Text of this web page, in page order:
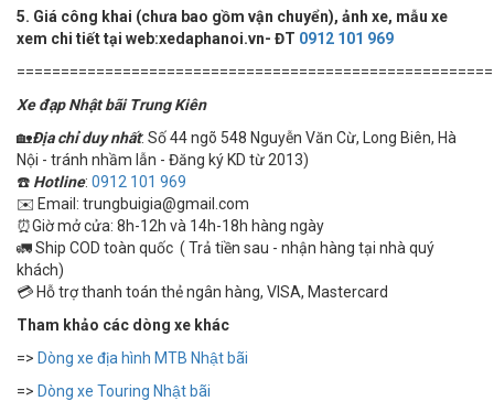
5. Giá công khai (chưa bao gồm vận chuyển), ảnh xe, mẫu xe
xem chi tiết tại web:xedaphanoi.vn- ĐT 0912 101 969
Xe đạp Nhật bãi Trung Kiên
🏡Địa chỉ duy nhất: Số 44 ngõ 548 Nguyễn Văn Cừ, Long Biên, Hà
Nội - tránh nhầm lẫn - Đăng ký KD từ 2013)
☎️ Hotline: 0912 101 969
✉️ Email: trungbuigia@gmail.com
⏰Giờ mở cửa: 8h-12h và 14h-18h hàng ngày
🚛 Ship COD toàn quốc ( Trả tiền sau - nhận hàng tại nhà quý
khách)
💳 Hỗ trợ thanh toán thẻ ngân hàng, VISA, Mastercard
Tham khảo các dòng xe khác
=> Dòng xe địa hình MTB Nhật bãi
=> Dòng xe Touring Nhật bãi